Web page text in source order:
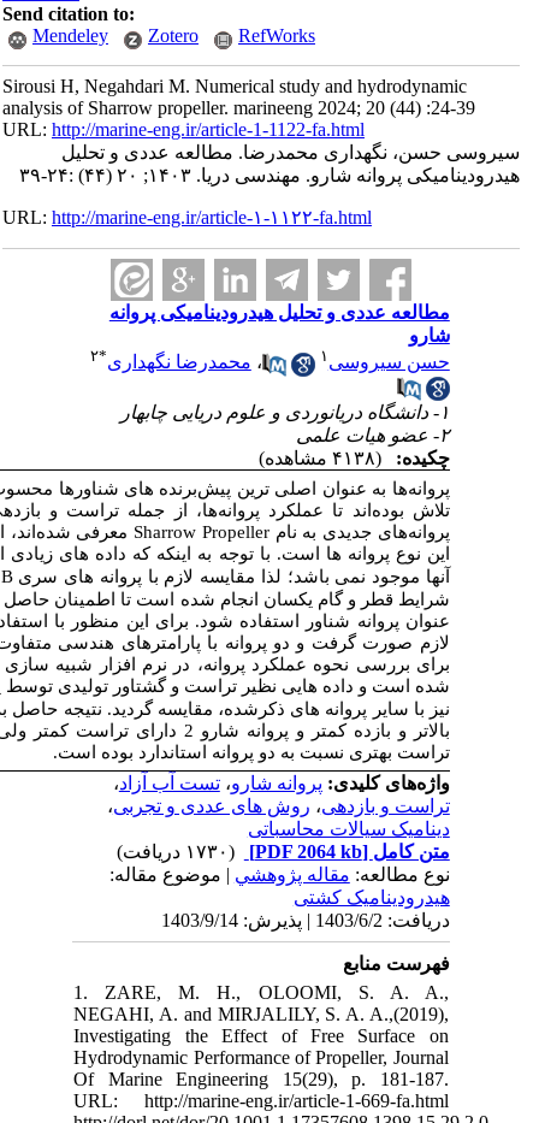
و از ابتدا تا کنون، مهندسان همواره در
آن‌ها را افزایش دهند. با در نظر گرفتن اینکه
تحقیق تلاشی برای طراحی، مدلسازی و تحلیل
نحوه عملکرد این پروانه از جمله تراست و بازده
سری استاندارد پروانه های شناورهای تندرو، در
که هندسه پروانه مدلسازی شده، می تواند به
از نرم افزار سالیدورک (SolidWorks) مدلسازی
ولی با قطر و گام یکسان مدلسازی شده است.
) تست آب آزاد (Open Water ) گرفته
و بازده پروانه استخراج گردید و این کمیت ها
مقایسه گردید. نتیجه حاصل به این صورت که پروانه شارو 1 دارای تراست بسیار
تراست کمتر ولی بازده بهتر می باشد و درکل هر دو پروانه دارای